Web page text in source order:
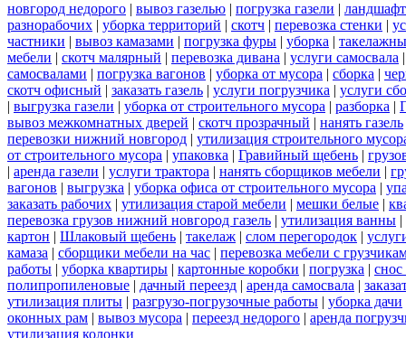
новгород недорого | вывоз газелью | погрузка газели |
разнорабочих | уборка территорий | скотч | перевозка стенки |
частники | вывоз камазами | погрузка фуры | уборка |
мебели | скотч малярный | перевозка дивана | услуги самосвала
самосвалами | погрузка вагонов | уборка от мусора | сборка |
скотч офисный | заказать газель | услуги погрузчика | услуги
| выгрузка газели | уборка от строительного мусора | разборка |
вывоз межкомнатных дверей | скотч прозрачный | нанять газель
перевозки нижний новгород | утилизация строительного
от строительного мусора | упаковка | Гравийный щебень |
| аренда газели | услуги трактора | нанять сборщиков мебели |
вагонов | выгрузка | уборка офиса от строительного мусора |
заказать рабочих | утилизация старой мебели | мешки белые |
перевозка грузов нижний новгород газель | утилизация ванны |
картон | Шлаковый щебень | такелаж | слом перегородок |
камаза | сборщики мебели на час | перевозка мебели с
работы | уборка квартиры | картонные коробки | погрузка | снос
полипропиленовые | дачный переезд | аренда самосвала |
утилизация плиты | разгрузо-погрузочные работы | уборка дачи
оконных рам | вывоз мусора | переезд недорого | аренда
утилизация колонки